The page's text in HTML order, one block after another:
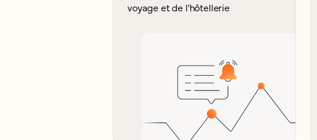
voyage et de l'hôtellerie